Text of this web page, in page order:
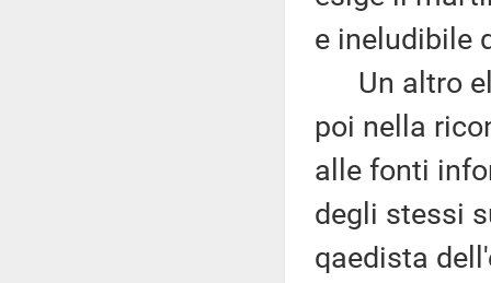
e ineludibile
Un altro
poi nella
alle fonti
degli stessi
qaedista